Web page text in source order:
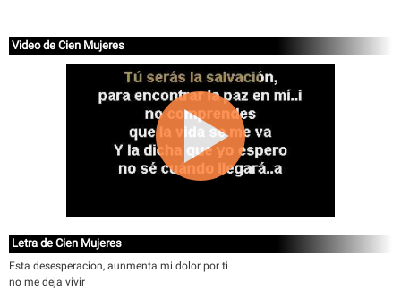
Video de Cien Mujeres
Letra de Cien Mujeres
Esta desesperacion, aunmenta mi dolor por ti
no me deja vivir